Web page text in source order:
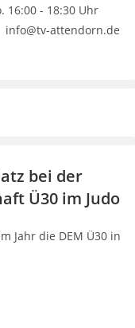
16:00 - 18:30 Uhr
info@tv-attendorn.de
bei der
Ü30 im Judo
Jahr die DEM Ü30 in